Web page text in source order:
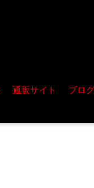
通販サイト
ブログ